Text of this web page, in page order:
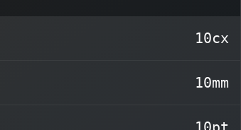
10cx
10mm
בזמן כתיבת שורות אלה.)